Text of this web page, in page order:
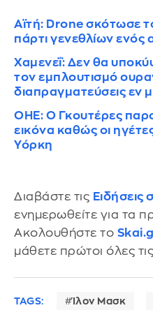
Αϊτή: Drone σκότωσε
πάρτι γενεθλίων
Χαμενεΐ: Δεν θα
τον εμπλουτισμό
διαπραγματεύσεις εν
ΟΗΕ: Ο Γκουτέρες
εικόνα καθώς οι
Υόρκη
Διαβάστε τις Ειδήσεις
ενημερωθείτε για τα
Ακολουθήστε το
μάθετε πρώτοι όλες τις
TAGS: Ίλον Μασκ